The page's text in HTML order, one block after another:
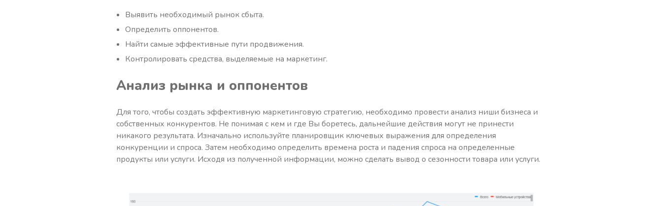
Выявить необходимый рынок сбыта.
Определить оппонентов.
Найти самые эффективные пути продвижения.
Контролировать средства, выделяемые на маркетинг.
Анализ рынка и оппонентов
Для того, чтобы создать эффективную маркетинговую стратегию, необходимо провести анализ ниши бизнеса и
собственных конкурентов. Не понимая с кем и где Вы боретесь, дальнейшие действия могут не принести
никакого результата. Изначально используйте планировщик ключевых выражения для определения
конкуренции и спроса. Затем необходимо определить времена роста и падения спроса на определенные
продукты или услуги. Исходя из полученной информации, можно сделать вывод о сезонности товара или услуги.